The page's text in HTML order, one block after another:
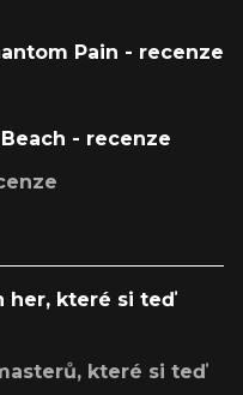
Pain - recenze
- recenze
her, které si teď
které si teď